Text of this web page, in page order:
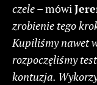
czele– mówi
zrobienie tego
Kupiliśmy nawet
rozpoczęliśmy
kontuzja.